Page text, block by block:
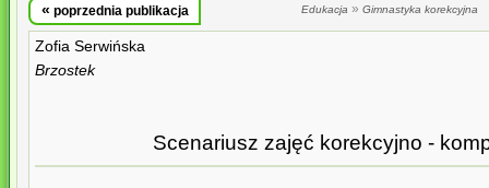
« poprzednia publikacja Edukacja » Gimnastyka korekcyjna
Zofia Serwińska
Brzostek
Scenariusz zajęć korekcyjno -